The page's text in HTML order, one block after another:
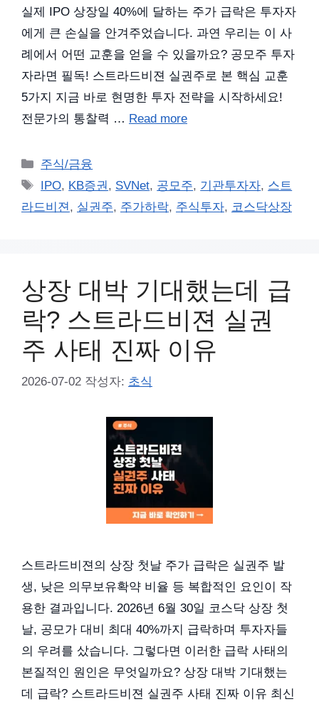
실제 IPO 상장일 40%에 달하는 주가 급락은 투자자
에게 큰 손실을 안겨주었습니다. 과연 우리는 이 사
례에서 어떤 교훈을 얻을 수 있을까요? 공모주 투자
자라면 필독! 스트라드비젼 실권주로 본 핵심 교훈
5가지 지금 바로 현명한 투자 전략을 시작하세요!
전문가의 통찰력 … Read more
카
테
리
주식/금융
태
그
IPO, KB증권, SVNet, 공모주, 기관투자자, 스트
라드비젼, 실권주, 주가하락, 주식투자, 코스닥상장
상장 대박 기대했는데 급
락? 스트라드비젼 실권
주 사태 진짜 이유
2026-07-02 작성자: 초식
스트라드비젼의 상장 첫날 주가 급락은 실권주 발
생, 낮은 의무보유확약 비율 등 복합적인 요인이 작
용한 결과입니다. 2026년 6월 30일 코스닥 상장 첫
날, 공모가 대비 최대 40%까지 급락하며 투자자들
의 우려를 샀습니다. 그렇다면 이러한 급락 사태의
본질적인 원인은 무엇일까요? 상장 대박 기대했는
데 급락? 스트라드비젼 실권주 사태 진짜 이유 최신